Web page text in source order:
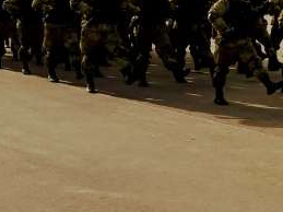
16.10.2019